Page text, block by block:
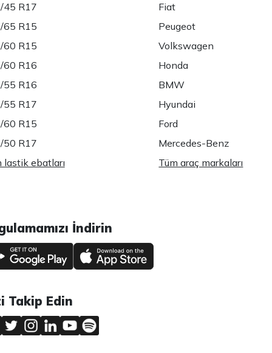
45 R17
65 R15
60 R15
60 R16
55 R16
55 R17
60 R15
50 R17
lastik ebatları
Fiat
Peugeot
Volkswagen
Honda
BMW
Hyundai
Ford
Mercedes-Benz
Tüm araç markaları
İndirin
Takip Edin